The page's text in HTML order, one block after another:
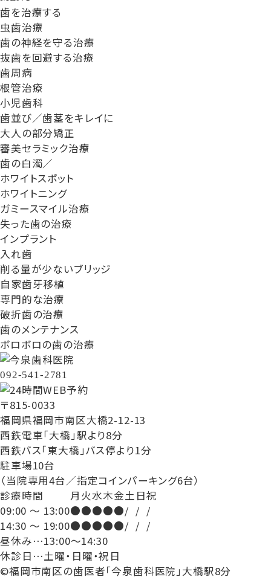
歯を治療する
虫歯治療
歯の神経を守る治療
抜歯を回避する治療
歯周病
根管治療
小児歯科
歯並び／歯茎をキレイに
大人の部分矯正
審美セラミック治療
歯の白濁／
ホワイトスポット
ホワイトニング
ガミースマイル治療
失った歯の治療
インプラント
入れ歯
削る量が少ないブリッジ
自家歯牙移植
専門的な治療
破折歯の治療
歯のメンテナンス
ボロボロの歯の治療
092-541-2781
〒815-0033
福岡県福岡市南区大橋2-12-13
西鉄電車「大橋」駅より8分
西鉄バス「東大橋」バス停より1分
駐車場10台
（当院専用4台／指定コインパーキング6台）
診療時間
月 火水木金土 日祝
09:00 ～ 13:00●●●●●/ / /
14:30 ～ 19:00●●●●●/ / /
昼休み…13:00～14:30
休診日…土曜・日曜・祝日
©福岡市南区の歯医者「今泉歯科医院」大橋駅8分